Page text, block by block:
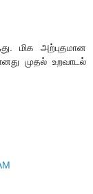
மிக அற்புதமான
முதல் உறவாடல்